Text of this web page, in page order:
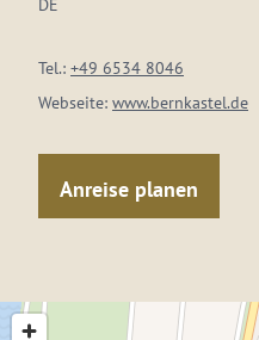
DE
Tel.: +49 6534 8046
Webseite: www.bernkastel.de
Anreise planen